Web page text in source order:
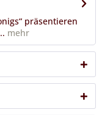
präsentieren
mehr